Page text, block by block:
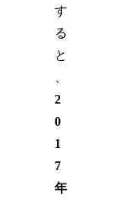
す
る
と
2
0
1
7
年